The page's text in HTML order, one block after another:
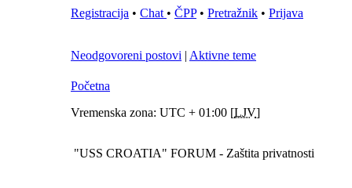
Registracija • Chat • ČPP• Pretražnik • Prijava
Neodgovoreni postovi | Aktivne teme
Početna
Vremenska zona: UTC + 01:00 [LJV]
"USS CROATIA" FORUM - Zaštita privatnosti